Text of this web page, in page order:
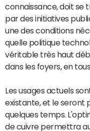
connaissance, doit se
par des initiatives
une des conditions
quelle politique
véritable très haut
dans les foyers, en
Les usages actuels
existante, et le
quelques temps.
de cuivre permettra